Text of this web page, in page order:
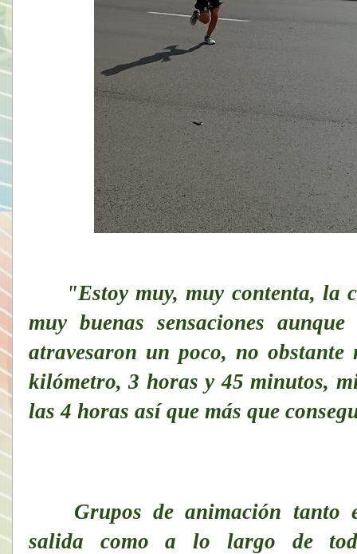
"Estoy muy, muy contenta, la
muy buenas sensaciones
atravesaron un poco, no
kilómetro, 3 horas y 45 minutos,
las 4 horas así que más que
Grupos de animación tanto
salida como a lo largo de